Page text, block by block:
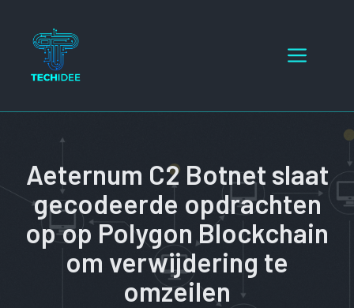
inhoud
Menu
Aeternum C2 Botnet slaat
gecodeerde opdrachten
op op Polygon Blockchain
om verwijdering te
omzeilen